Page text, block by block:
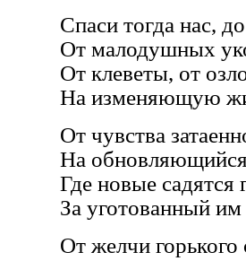
Спаси тогда нас,
От малодушных
От клеветы, от
На изменяющую
От чувства
На
Где новые садятся
За уготованный
От желчи горького